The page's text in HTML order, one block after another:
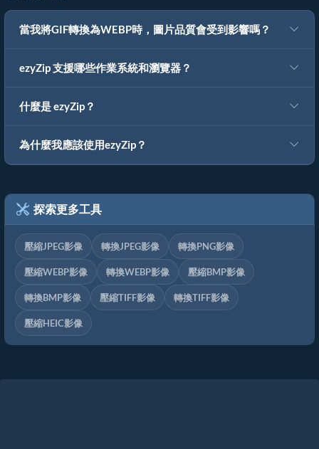
當我將GIF轉換為WEBP時，圖片品質會受到影響嗎？
ezyZip 支援哪些作業系統和瀏覽器？
什麼是 ezyZip？
為什麼我應該使用ezyZip？
探索更多工具
壓縮JPEG影像 轉換JPEG影像 轉換PNG影像
壓縮WEBP影像 轉換WEBP影像 壓縮BMP影像
轉換BMP影像 壓縮TIFF影像 轉換TIFF影像
壓縮HEIC影像